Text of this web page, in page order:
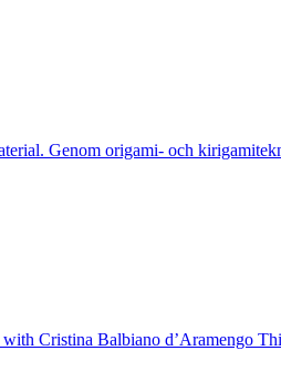
Genom origami- och
Cristina Balbiano d’Aramengo